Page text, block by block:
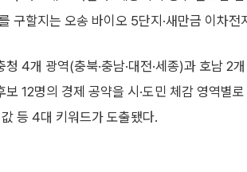
구할지는 오송 바이오 5단지·새만금 이차
4개 광역(충북·충남·대전·세종)과 호남 2
보 12명의 경제 공약을 시·도민 체감 영역별
값 등 4대 키워드가 도출됐다.